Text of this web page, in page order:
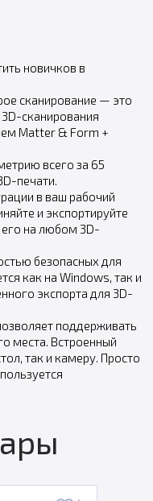
новичков в
сканирование — это
сканирования
Matter & Form +
всего за 65
печати.
в ваш рабочий
и экспортируйте
его на любом 3D-
безопасных для
как на Windows, так и
экспорта для 3D-
поддерживать
места. Встроенный
так и камеру. Просто